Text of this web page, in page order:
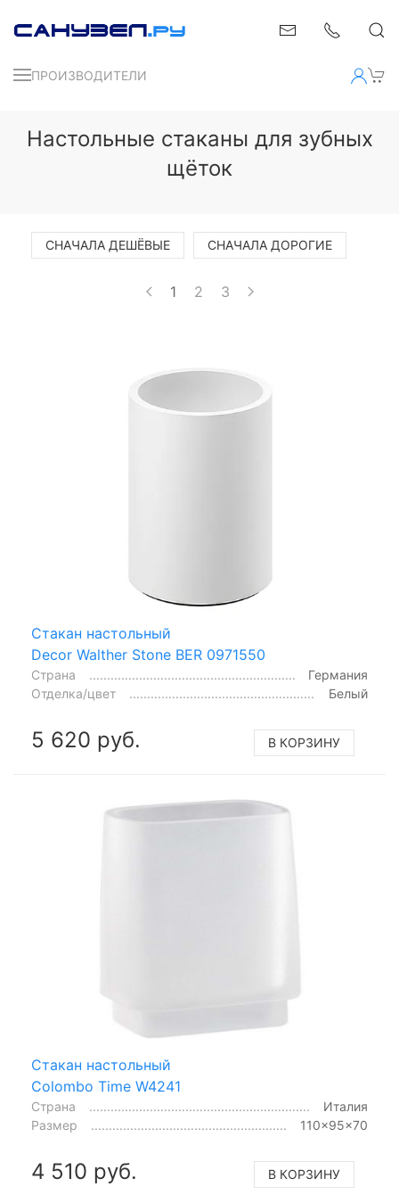
ПРОИЗВОДИТЕЛИ
Настольные стаканы для зубных
щёток
СНАЧАЛА ДЕШЁВЫЕ СНАЧАЛА ДОРОГИЕ
1 2 3
Стакан настольный
Decor Walther Stone BER 0971550
Страна
Германия
Отделка/цвет
Белый
5 620 руб. В КОРЗИНУ
Стакан настольный
Colombo Time W4241
Страна
Италия
Размер
110x95x70
4 510 руб. В КОРЗИНУ